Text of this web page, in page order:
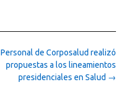
Personal de Corposalud realizó
propuestas a los lineamientos
presidenciales en Salud →